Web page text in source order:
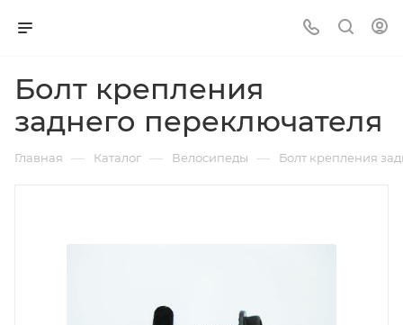
Болт крепления
заднего переключателя
Главная — Каталог — Велосипеды — Болт крепления